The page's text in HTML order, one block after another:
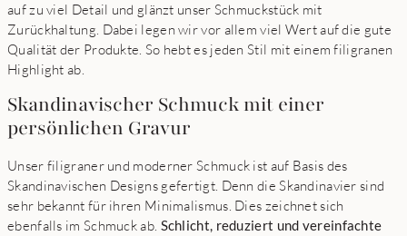
auf zu viel Detail und glänzt unser Schmuckstück mit
Zurückhaltung. Dabei legen wir vor allem viel Wert auf die gute
Qualität der Produkte. So hebt es jeden Stil mit einem filigranen
Highlight ab.
Skandinavischer Schmuck mit einer
persönlichen Gravur
Unser filigraner und moderner Schmuck ist auf Basis des
Skandinavischen Designs gefertigt. Denn die Skandinavier sind
sehr bekannt für ihren Minimalismus. Dies zeichnet sich
ebenfalls im Schmuck ab. Schlicht, reduziert und vereinfachte